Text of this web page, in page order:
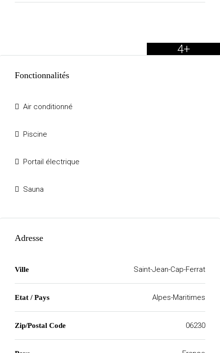
4+
Fonctionnalités
Air conditionné
Piscine
Portail électrique
Sauna
Adresse
Ville Saint-Jean-Cap-Ferrat
Etat / Pays Alpes-Maritimes
Zip/Postal Code 06230